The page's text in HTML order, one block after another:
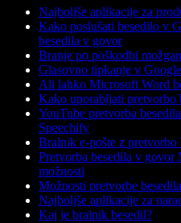
Najboljše aplikacije za
Kako poslušati besedilo v
besedila v govor
Branje po poškodbi
Glasovno tipkanje v
Ali lahko Microsoft Word
Kako uporabljati pretvorbo
YouTube pretvorba
Speechify
Bralnik e-pošte z pretvorbo
Pretvorba besedila v
možnosti
Možnosti pretvorbe
Najboljše aplikacije za
Kaj je bralnik besedil?